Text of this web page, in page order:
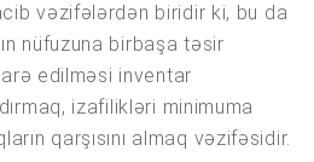
vəzifələrdən biridir ki, bu da
nüfuzuna birbaşa təsir
edilməsi inventar
izafilikləri minimuma
qarşısını almaq vəzifəsidir.